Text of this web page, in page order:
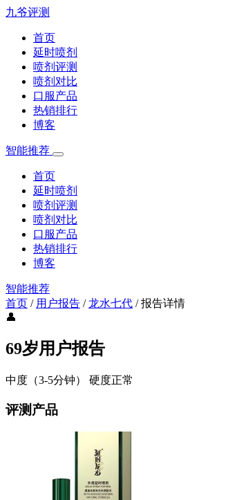
九爷评测
首页
延时喷剂
喷剂评测
喷剂对比
口服产品
热销排行
博客
智能推荐
首页
延时喷剂
喷剂评测
喷剂对比
口服产品
热销排行
博客
智能推荐
首页 / 用户报告 /龙水七代 /报告详情
👤
69岁用户报告
中度（3-5分钟） 硬度正常
评测产品